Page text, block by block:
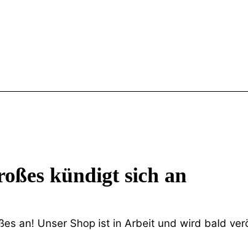
kündigt sich an
an! Unser Shop ist in Arbeit und wird bald